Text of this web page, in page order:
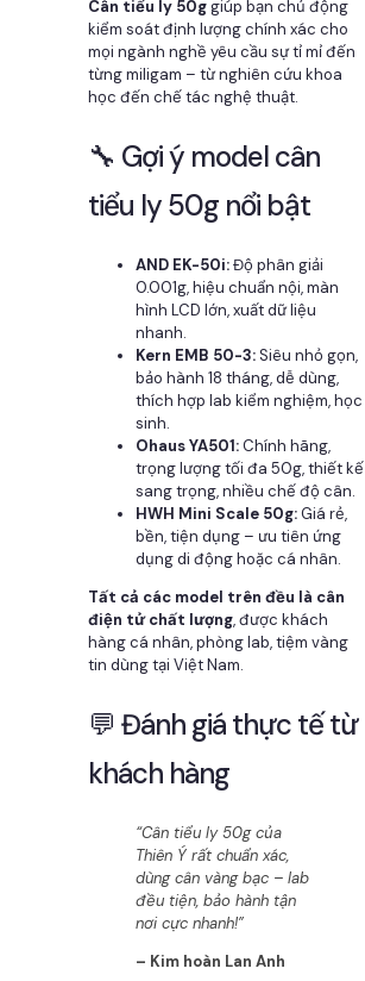
Cân tiểu ly 50ggiúp bạn chủ động
kiểm soát định lượng chính xác cho
mọi ngành nghề yêu cầu sự tỉ mỉ đến
từng miligam – từ nghiên cứu khoa
học đến chế tác nghệ thuật.
🔧 Gợi ý model cân
tiểu ly 50g nổi bật
AND EK-50i:Độ phân giải
0.001g, hiệu chuẩn nội, màn
hình LCD lớn, xuất dữ liệu
nhanh.
Kern EMB 50-3:Siêu nhỏ gọn,
bảo hành 18 tháng, dễ dùng,
thích hợp lab kiểm nghiệm, học
sinh.
Ohaus YA501:Chính hãng,
trọng lượng tối đa 50g, thiết kế
sang trọng, nhiều chế độ cân.
HWH Mini Scale 50g:Giá rẻ,
bền, tiện dụng – ưu tiên ứng
dụng di động hoặc cá nhân.
Tất cả các model trên đều là cân
điện tử chất lượng, được khách
hàng cá nhân, phòng lab, tiệm vàng
tin dùng tại Việt Nam.
💬 Đánh giá thực tế từ
khách hàng
“Cân tiểu ly 50g của
Thiên Ý rất chuẩn xác,
dùng cân vàng bạc – lab
đều tiện, bảo hành tận
nơi cực nhanh!”
– Kim hoàn Lan Anh